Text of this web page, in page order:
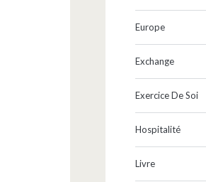
Europe
Exchange
Exercice De Soi
Hospitalité
Livre